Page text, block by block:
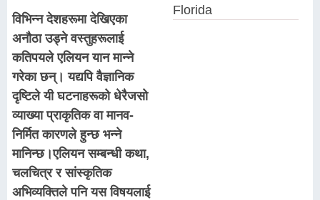
विभिन्न देशहरूमा देखिएका
अनौठा उड्ने वस्तुहरूलाई
कतिपयले एलियन यान मान्ने
गरेका छन्। यद्यपि वैज्ञानिक
दृष्टिले यी घटनाहरूको धेरैजसो
व्याख्या प्राकृतिक वा मानव-
निर्मित कारणले हुन्छ भन्ने
मानिन्छ।एलियन सम्बन्धी कथा,
चलचित्र र सांस्कृतिक
अभिव्यक्तिले पनि यस विषयलाई
Florida